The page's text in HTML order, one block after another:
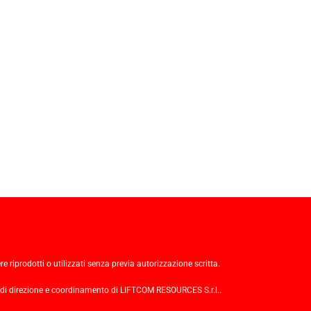
riprodotti o utilizzati senza previa autorizzazione scritta.
e coordinamento di LIFTCOM RESOURCES S.r.l..